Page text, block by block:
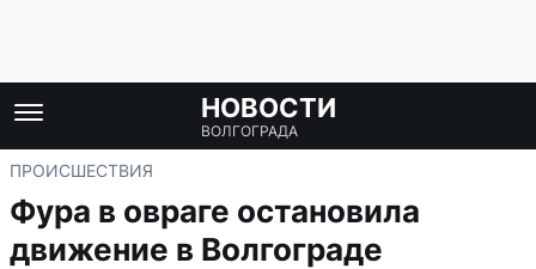
НОВОСТИ
ВОЛГОГРАДА
ПРОИСШЕСТВИЯ
Фура в овраге остановила
движение в Волгограде